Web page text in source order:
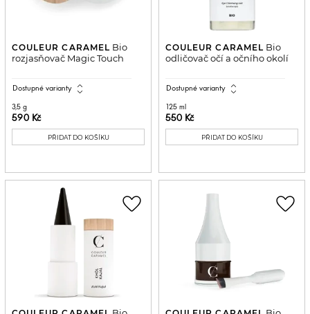
COULEUR CARAMEL Bio
rozjasňovač Magic Touch
Dostupné varianty expand_all
3,5 g
590 Kč
PŘIDAT DO KOŠÍKU
COULEUR CARAMEL Bio
odličovač očí a očního okolí
Dostupné varianty expand_all
125 ml
550 Kč
PŘIDAT DO KOŠÍKU
favorite_border favorite_border